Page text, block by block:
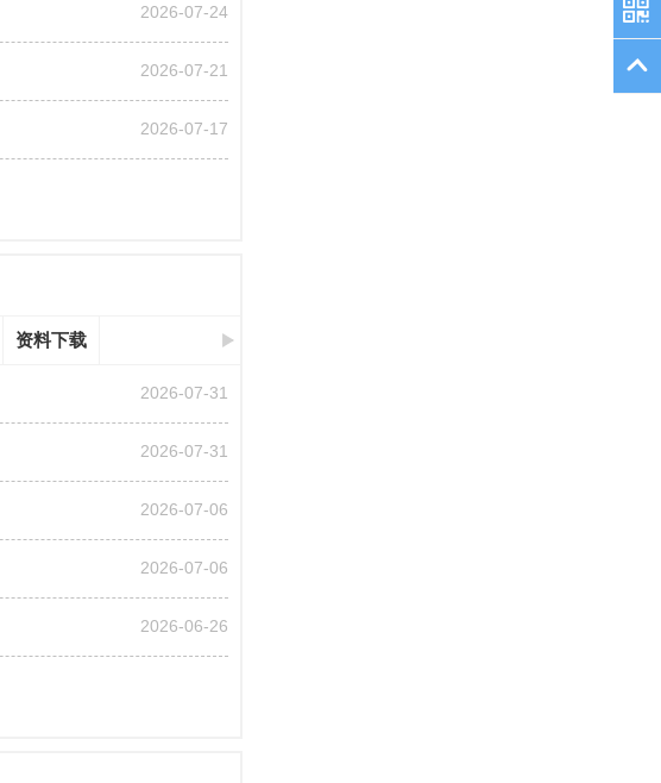
2026-07-24
2026-07-21
2026-07-17
资料下载
2026-07-31
2026-07-31
2026-07-06
2026-07-06
2026-06-26